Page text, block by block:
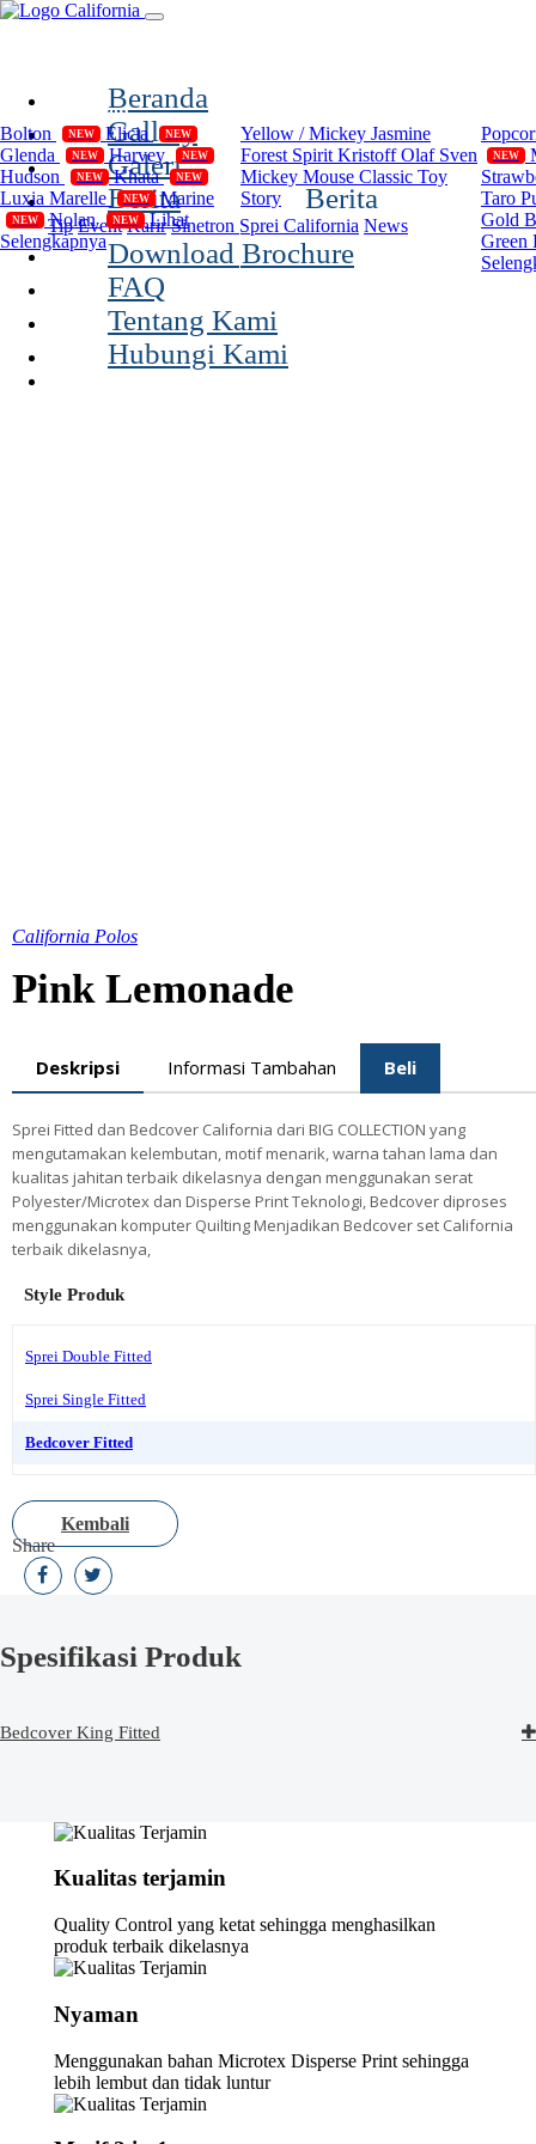
Beranda
Gallery
Galeri
Compilation
Bolton
NEW Elicia NEW
Glenda NEW Harvey NEW
Hudson NEW Khata NEW
Luxia Marelle NEW Marine
NEW Nolan NEW
Lihat
Selengkapnya
Yellow / Mickey Jasmine
Forest Spirit Kristoff Olaf Sven
Mickey Mouse Classic Toy
Story
NEW
Taro
Gold
Green
Berita Berita
Tip Event Karir Sinetron Sprei California News
Download Brochure
FAQ
Tentang Kami
Hubungi Kami
California Polos
Pink Lemonade
Deskripsi Informasi Tambahan Beli
Sprei Fitted dan Bedcover California dari BIG COLLECTION yang
mengutamakan kelembutan, motif menarik, warna tahan lama dan
kualitas jahitan terbaik dikelasnya dengan menggunakan serat
Polyester/Microtex dan Disperse Print Teknologi, Bedcover diproses
menggunakan komputer Quilting Menjadikan Bedcover set California
terbaik dikelasnya,
Style Produk
Sprei Double Fitted
Sprei Single Fitted
Bedcover Fitted
Kembali
Share
Spesifikasi Produk
Bedcover King Fitted
Kualitas terjamin
Quality Control yang ketat sehingga menghasilkan
produk terbaik dikelasnya
Nyaman
Menggunakan bahan Microtex Disperse Print sehingga
lebih lembut dan tidak luntur